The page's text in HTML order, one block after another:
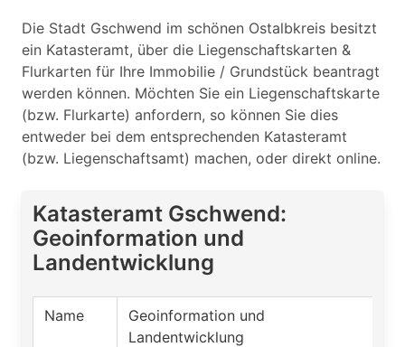
Die Stadt Gschwend im schönen Ostalbkreis besitzt
ein Katasteramt, über die Liegenschaftskarten &
Flurkarten für Ihre Immobilie / Grundstück beantragt
werden können. Möchten Sie ein Liegenschaftskarte
(bzw. Flurkarte) anfordern, so können Sie dies
entweder bei dem entsprechenden Katasteramt
(bzw. Liegenschaftsamt) machen, oder direkt online.
Katasteramt Gschwend:
Geoinformation und
Landentwicklung
Name
Geoinformation und
Landentwicklung